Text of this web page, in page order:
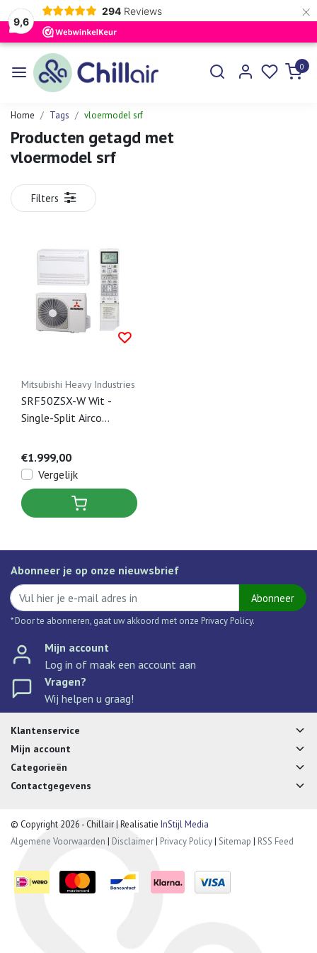
9,6
294 Reviews ×
0
Home Tags vloermodel srf
Producten getagd met
vloermodel srf
Filters
Mitsubishi Heavy Industries
SRF50ZSX-W Wit -
Single-Split Airco
€1.999,00
Vergelijk
Abonneer je op onze nieuwsbrief
Abonneer
* Door te abonneren, gaat uw akkoord met onze Privacy Policy.
Mijn account
Log in of maak een account aan
Vragen?
Wij helpen u graag!
Klantenservice
Mijn account
Categorieën
Contactgegevens
© Copyright 2026 - Chillair | Realisatie InStijl Media
Algemene Voorwaarden | Disclaimer| Privacy Policy| Sitemap | RSS Feed